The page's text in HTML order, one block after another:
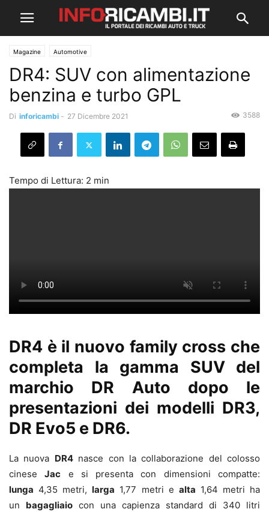
Magazine Automotive
DR4: SUV con alimentazione
benzina e turbo GPL
Di inforicambi - 27 Dicembre 2021 3588
DR4 è il nuovo family cross che
completa la gamma SUVdel
marchio DR Auto dopo le
presentazioni dei modelli DR3,
DR Evo5 e DR6.
La nuova DR4nasce con la collaborazione del colosso
cineseJac e si presenta con dimensioni compatte:
lunga 4,35 metri,larga 1,77 metri e alta 1,64 metri ha
un bagagliaio con una capienza standard di 340 litri